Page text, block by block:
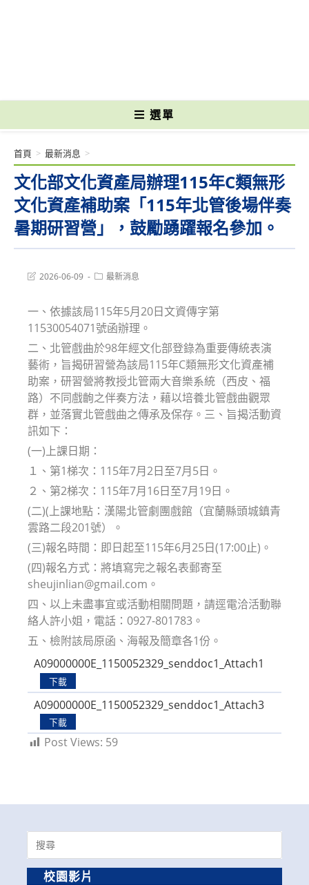
選單
文化部文化資產局辦理115年C類無形
文化資產補助案「115年北管後場伴奏
暑期研習營」，鼓勵踴躍報名參加。
首頁 > 最新消息 >
Post2026-06-09
Post最新消息
一、依據該局115年5月20日文資傳字第
11530054071號函辦理。
二、北管戲曲於98年經文化部登錄為重要傳統表演
藝術，旨揭研習營為該局115年C類無形文化資產補
助案，研習營將教授北管兩大音樂系統（西皮、福
路）不同戲齣之伴奏方法，藉以培養北管戲曲觀眾
群，並落實北管戲曲之傳承及保存。三、旨揭活動資
訊如下：
(一)上課日期：
１、第1梯次：115年7月2日至7月5日。
２、第2梯次：115年7月16日至7月19日。
(二)(上課地點：漢陽北管劇團戲館（宜蘭縣頭城鎮青
雲路二段201號）。
(三)報名時間：即日起至115年6月25日(17:00止)。
(四)報名方式：將填寫完之報名表郵寄至
sheujinlian@gmail.com。
四、以上未盡事宜或活動相關問題，請逕電洽活動聯
絡人許小姐，電話：0927-801783。
五、檢附該局原函、海報及簡章各1份。
A09000000E_1150052329_senddoc1_Attach1
下載
A09000000E_1150052329_senddoc1_Attach3
下載
Post Views: 59
Search
for:
校園影片